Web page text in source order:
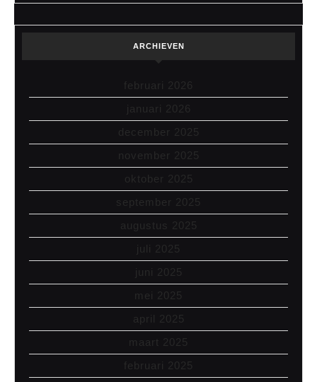
ARCHIEVEN
februari 2026
januari 2026
december 2025
november 2025
oktober 2025
september 2025
augustus 2025
juli 2025
juni 2025
mei 2025
april 2025
maart 2025
februari 2025